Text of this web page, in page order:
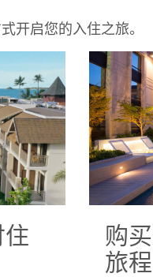
开启您的入住之旅。
住
购
旅程